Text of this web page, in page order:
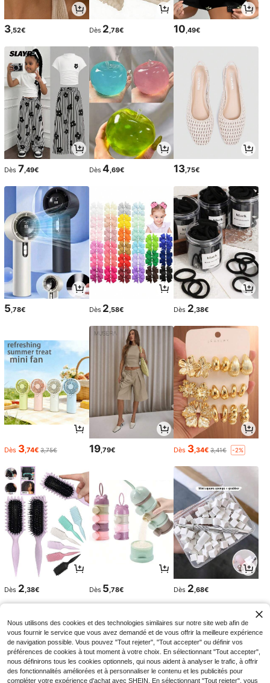
3 ,52€ Dès 2 ,78€ 10 ,49€
Dès 7,49€ Dès 4,69€ 13,75€
5,78€ Dès 2,58€ Dès 2,38€
Dès 3,74€ 3,75€ 19,79€ Dès 3,34€ 3,41€ -2%
Dès 2 ,38€ Dès 5 ,78€ Dès 2 ,68€
Nous utilisons des cookies et des technologies similaires sur notre site web afin de
vous fournir le service que vous avez demandé et de vous offrir la meilleure expérience
de navigation possible. Vous pouvez "Tout rejeter", "Tout accepter" ou définir vos
préférences de cookies à tout moment à votre choix. En sélectionnant "Tout accepter",
nous définirons tous les cookies optionnels, qui nous aident à analyser le trafic, à offrir
des fonctionnalités améliorées et à personnaliser le contenu et les publicités pour
compléter votre expérience d'achat avec SHEIN. En sélectionnant "Tout rejeter", vous